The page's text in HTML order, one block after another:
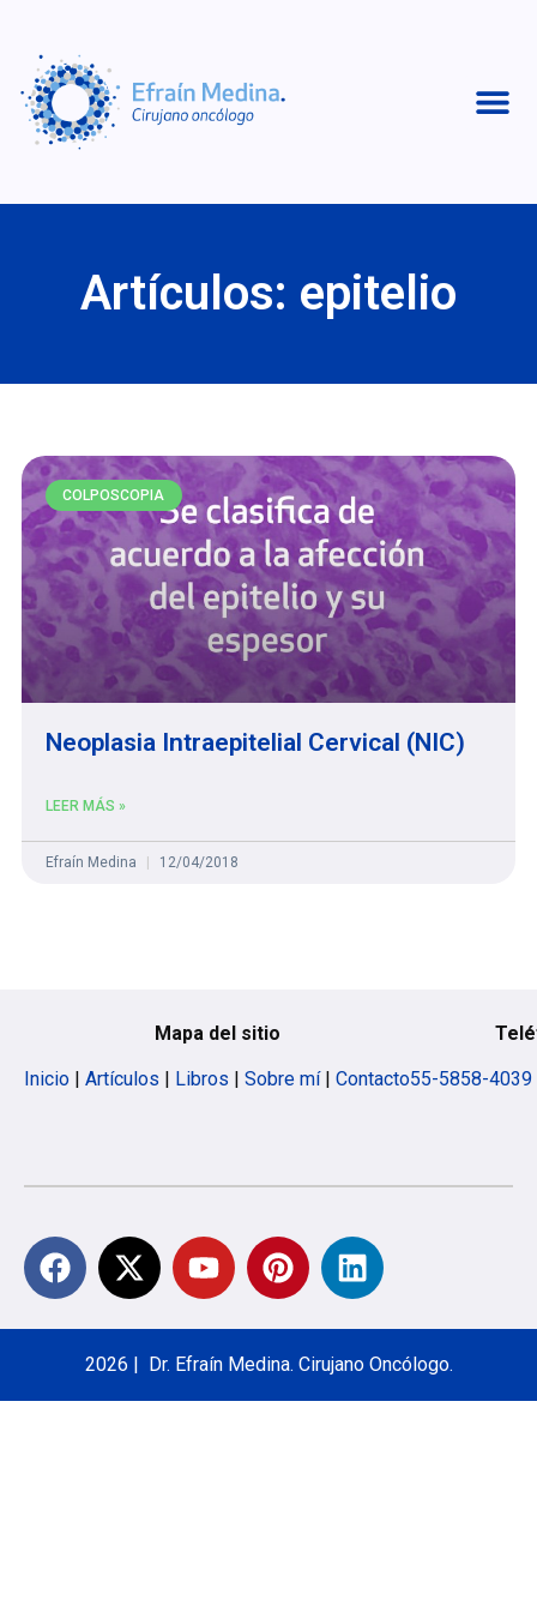
Artículos: epitelio
COLPOSCOPIA
Neoplasia Intraepitelial Cervical (NIC)
LEER MÁS »
Efraín Medina 12/04/2018
Mapa del sitio
Inicio Artículos Libros Sobre mí| Contacto55-5858-4039
2026 | Dr. Efraín Medina. Cirujano Oncólogo.